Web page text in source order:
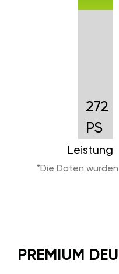
272
PS
Leistung
*Die Daten
PREMIUM